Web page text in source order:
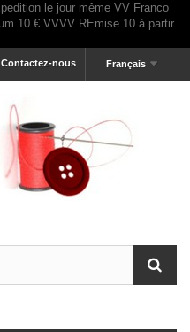
Français
Contactez-nous